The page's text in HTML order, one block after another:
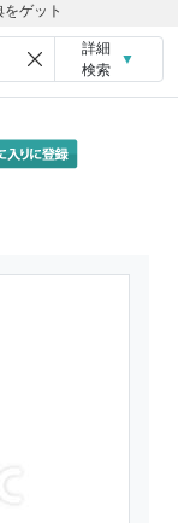
ゲット
詳細
検索
▼